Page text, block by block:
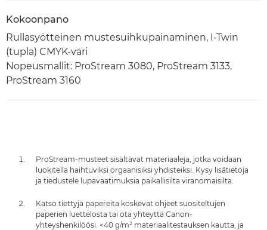
Kokoonpano
Rullasyötteinen mustesuihkupainaminen, I-Twin
(tupla) CMYK-väri
Nopeusmallit: ProStream 3080, ProStream 3133,
ProStream 3160
ProStream-musteet sisältävät materiaaleja, jotka voidaan
luokitella haihtuviksi orgaanisiksi yhdisteiksi. Kysy lisätietoja
ja tiedustele lupavaatimuksia paikallisilta viranomaisilta.
Katso tiettyjä papereita koskevat ohjeet suositeltujen
paperien luettelosta tai ota yhteyttä Canon-
yhteyshenkilöösi. <40 g/m² materiaalitestauksen kautta, ja